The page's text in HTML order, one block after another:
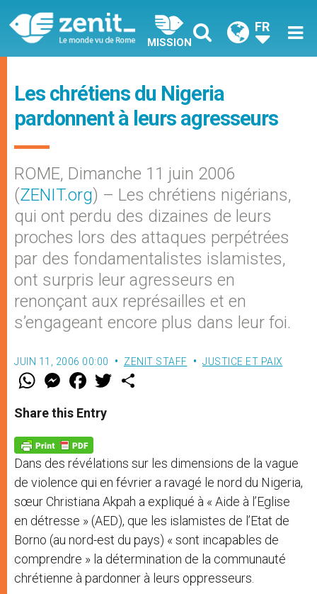
MISSION
FR
Les chrétiens du Nigeria
pardonnent à leurs agresseurs
ROME, Dimanche 11 juin 2006
(ZENIT.org) – Les chrétiens nigérians,
qui ont perdu des dizaines de leurs
proches lors des attaques perpétrées
par des fondamentalistes islamistes,
ont surpris leur agresseurs en
renonçant aux représailles et en
s’engageant encore plus dans leur foi.
JUIN 11, 2006 00:00 ZENIT STAFF JUSTICE ET PAIX
W
t
s
p
p
M
e
s
e
g
e
r
F
a
e
b
o
k
w
Share this Entry
Dans des révélations sur les dimensions de la vague
de violence qui en février a ravagé le nord du Nigeria,
sœur Christiana Akpah a expliqué à « Aide à l’Eglise
en détresse » (AED), que les islamistes de l’Etat de
Borno (au nord-est du pays) « sont incapables de
comprendre » la détermination de la communauté
chrétienne à pardonner à leurs oppresseurs.